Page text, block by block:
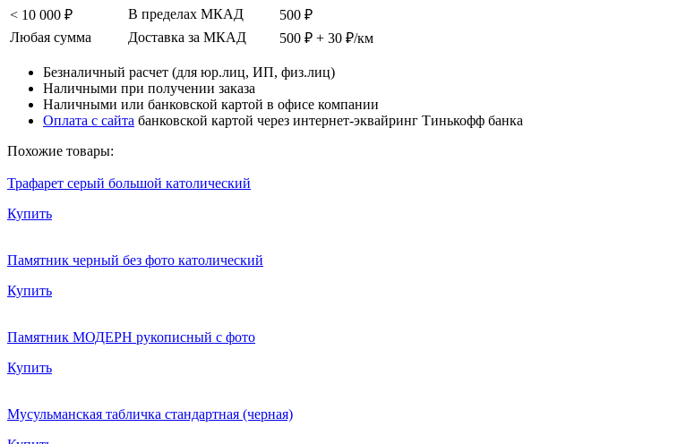
< 10 000 ₽
В пределах МКАД
500 ₽
Любая сумма
Доставка за МКАД 500 ₽ + 30 ₽/км
Безналичный расчет (для юр.лиц, ИП, физ.лиц)
Наличными при получении заказа
Наличными или банковской картой в офисе компании
Оплата с сайта банковской картой через интернет-эквайринг Тинькофф банка
Похожие товары:
Трафарет серый большой католический
Купить
Памятник черный без фото католический
Купить
Памятник МОДЕРН рукописный с фото
Купить
Мусульманская табличка стандартная (черная)